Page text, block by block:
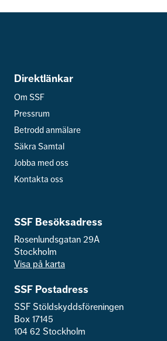
Direktlänkar
Om SSF
Pressrum
Betrodd anmälare
Säkra Samtal
Jobba med oss
Kontakta oss
SSF Besöksadress
Rosenlundsgatan 29A
Stockholm
Visa på karta
SSF Postadress
SSF Stöldskyddsföreningen
Box 17145
104 62 Stockholm